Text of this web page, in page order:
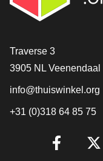
[_General:Contact]
Traverse 3
3905 NL Veenendaal
info@thuiswinkel.org
+31 (0)318 64 85 75